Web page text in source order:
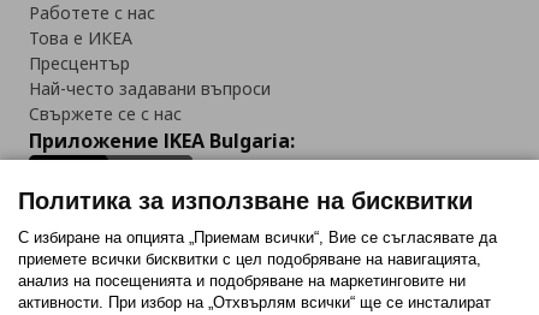
Работете с нас
Това е ИКЕА
Пресцентър
Най-често задавани въпроси
Свържете се с нас
Приложение IKEA Bulgaria:
Последвайте ни:
Политика за използване на бисквитки
С избиране на опцията „Приемам всички“, Вие се съгласявате да
приемете всички бисквитки с цел подобряване на навигацията,
анализ на посещенията и подобряване на маркетинговите ни
активности. При избор на „Отхвърлям всички“ ще се инсталират